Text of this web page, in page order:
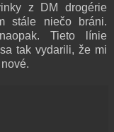
z DM drogérie
stále niečo bráni.
Tieto línie
tak vydarili, že mi